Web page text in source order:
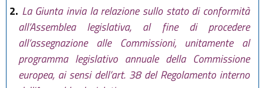
2. La Giunta invia la relazione sullo stato di conformità
all’Assemblea legislativa, al fine di procedere
all’assegnazione alle Commissioni, unitamente al
programma legislativo annuale della Commissione
europea, ai sensi dell’art. 38 del Regolamento interno